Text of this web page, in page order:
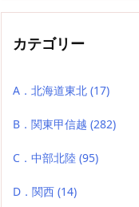
カテゴリー
A．北海道東北 (17)
B．関東甲信越 (282)
C．中部北陸 (95)
D．関西 (14)